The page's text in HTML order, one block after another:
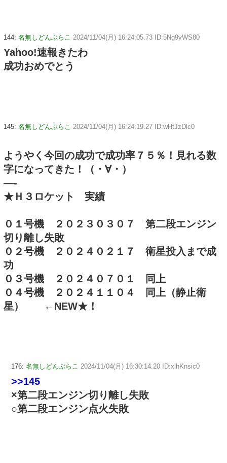
144: 名無しどんぶらこ 2024/11/04(月) 16:24:05.73 ID:5Ng9vWS80
Yahoo!速報きたわ
成功おめでとう
145: 名無しどんぶらこ 2024/11/04(月) 16:24:19.27 ID:wHtJzDlc0
ようやく今回の成功で成功率７５％！見れる数
字になってきた！（・∀・）
—-
★Ｈ３ロケット 実績
０１号機 ２０２３０３０７ 第二段エンジン
切り離し失敗
０２号機 ２０２４０２１７ 衛星投入まで成
功
０３号機 ２０２４０７０１ 同上
０４号機 ２０２４１１０４ 同上（静止衛
星） ←NEW★！
176: 名無しどんぶらこ 2024/11/04(月) 16:30:14.20 ID:xlhKnsic0
>>145
×第二段エンジン切り離し失敗
○第二段エンジン点火失敗